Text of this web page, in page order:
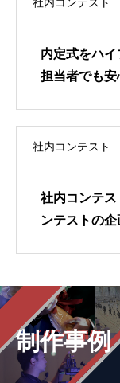
イベラク
トップペー
ブログ
内定式をハ
担当者でも安
社内コンテスト
社内コンテ
ンテストの
制作事例